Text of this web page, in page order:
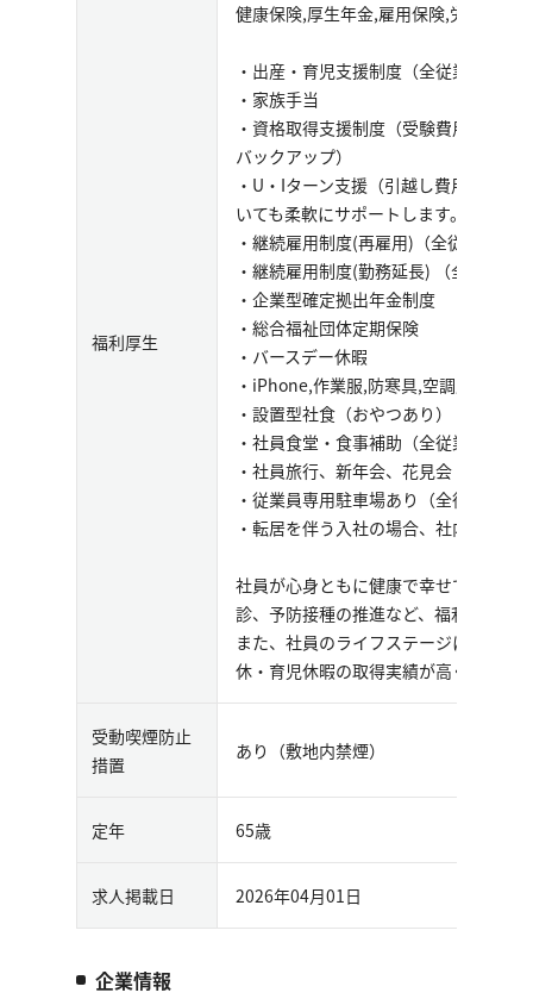
福利厚生
健康保険,厚生年金,雇用保険,労災保険
・出産・育児⽀援制度（全従業員利⽤
・家族手当
・資格取得⽀援制度（受験費⽤負担や
バックアップ）
・U・Iターン⽀援（引越し費⽤の補助
いても柔軟にサポートします。）
・継続雇⽤制度(再雇⽤)（全従業員利
・継続雇⽤制度(勤務延⻑) （全従業員
・企業型確定拠出年金制度
・総合福祉団体定期保険
・バースデー休暇
・iPhone,作業服,防寒具,空調服,ヘル
・設置型社食（おやつあり）
・社員⾷堂・⾷事補助（全従業員利⽤
・社員旅行、新年会、花見会
・従業員専⽤駐⾞場あり（全従業員利
・転居を伴う⼊社の場合、社内規定に
社員が⼼⾝ともに健康で幸せでいられ
診、予防接種の推進など、福利厚⽣の
また、社員のライフステージに合わせ
休・育児休暇の取得実績が⾼く⻑期就
受動喫煙防止
措置
あり（敷地内禁煙）
定年 65歳
求人掲載日 2026年04月01日
企業情報